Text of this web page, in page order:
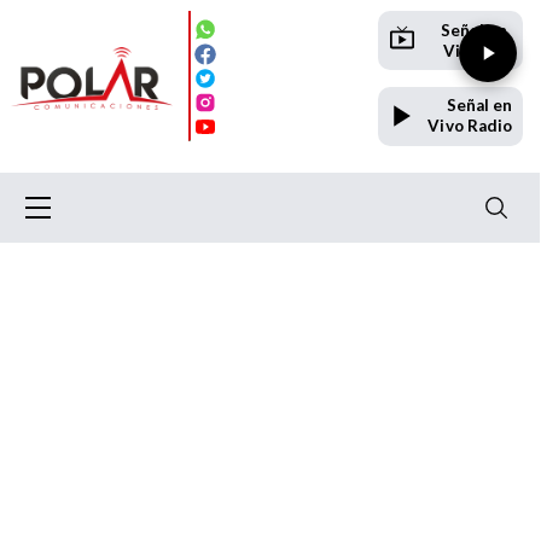
Señal en
Vivo TV
Señal en
Vivo Radio